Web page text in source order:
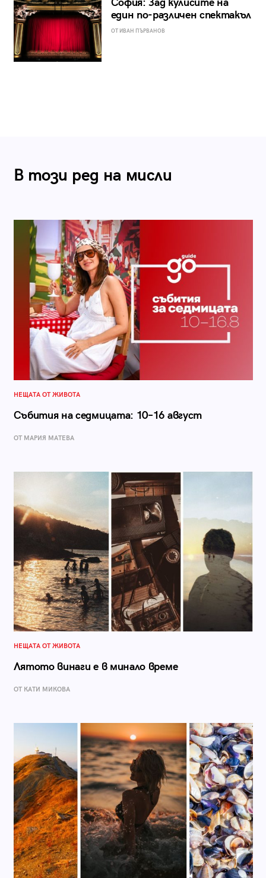
София: Зад кулисите на
един по-различен спектакъл
ОТ ИВАН ПЪРВАНОВ
В този ред на мисли
НЕЩАТА ОТ ЖИВОТА
Събития на седмицата: 10–16 август
ОТ МАРИЯ МАТЕВА
НЕЩАТА ОТ ЖИВОТА
Лятото винаги е в минало време
ОТ КАТИ МИКОВА